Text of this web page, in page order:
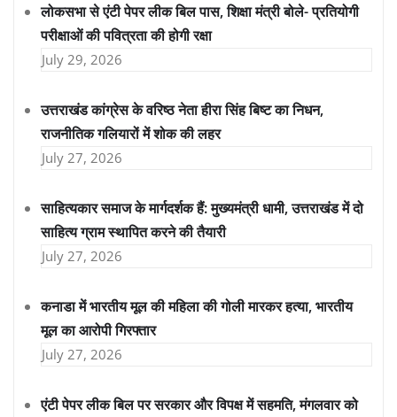
लोकसभा से एंटी पेपर लीक बिल पास, शिक्षा मंत्री बोले- प्रतियोगी
परीक्षाओं की पवित्रता की होगी रक्षा
July 29, 2026
उत्तराखंड कांग्रेस के वरिष्ठ नेता हीरा सिंह बिष्ट का निधन,
राजनीतिक गलियारों में शोक की लहर
July 27, 2026
साहित्यकार समाज के मार्गदर्शक हैं: मुख्यमंत्री धामी, उत्तराखंड में दो
साहित्य ग्राम स्थापित करने की तैयारी
July 27, 2026
कनाडा में भारतीय मूल की महिला की गोली मारकर हत्या, भारतीय
मूल का आरोपी गिरफ्तार
July 27, 2026
एंटी पेपर लीक बिल पर सरकार और विपक्ष में सहमति, मंगलवार को